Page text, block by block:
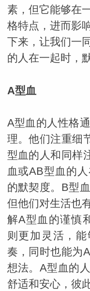
婆星座
素，但它能够在
格特点，进而影
下来，让我们一
的人在一起时，
A型血
A型血的人性格
理。他们注重细
型血的人和同样
血或AB型血的
的默契度。B型
但他们对生活也
解A型血的谨慎
则更加灵活，
奏，同时也能为
想法。A型血的
舒适和安心，彼